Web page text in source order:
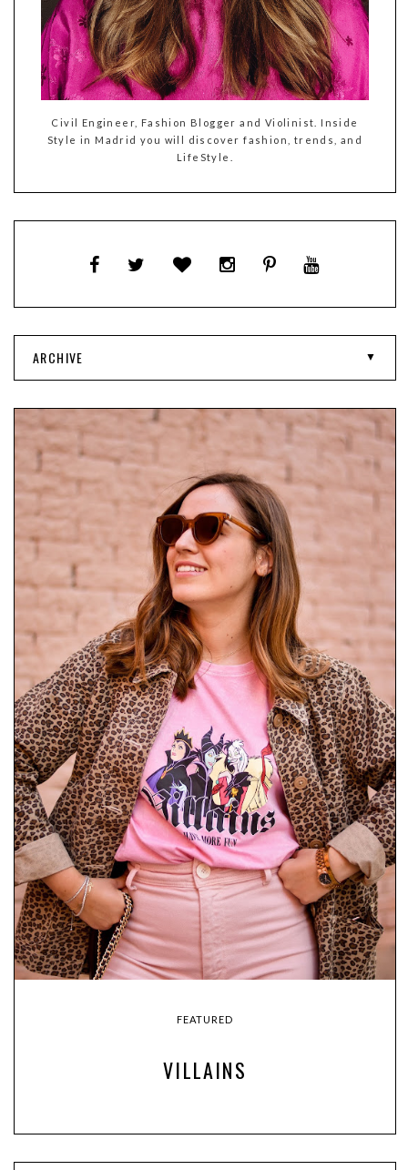
Civil Engineer, Fashion Blogger and Violinist. Inside
Style in Madrid you will discover fashion, trends, and
LifeStyle.
ARCHIVE
FEATURED
VILLAINS